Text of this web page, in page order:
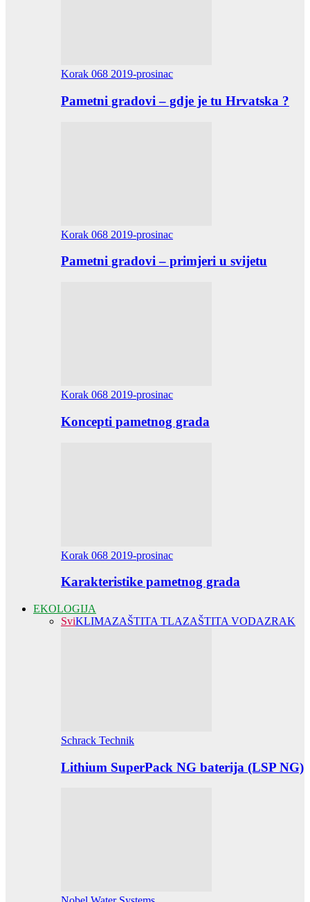
Korak 068 2019-prosinac
Pametni gradovi – gdje je tu Hrvatska ?
Korak 068 2019-prosinac
Pametni gradovi – primjeri u svijetu
Korak 068 2019-prosinac
Koncepti pametnog grada
Korak 068 2019-prosinac
Karakteristike pametnog grada
EKOLOGIJA
SviKLIMAZAŠTITA TLAZAŠTITA VODAZRAK
Schrack Technik
Lithium SuperPack NG baterija (LSP NG)